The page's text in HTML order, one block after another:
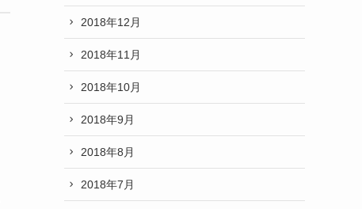
2018年12月
2018年11月
2018年10月
2018年9月
2018年8月
2018年7月